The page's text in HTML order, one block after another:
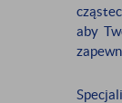
aby